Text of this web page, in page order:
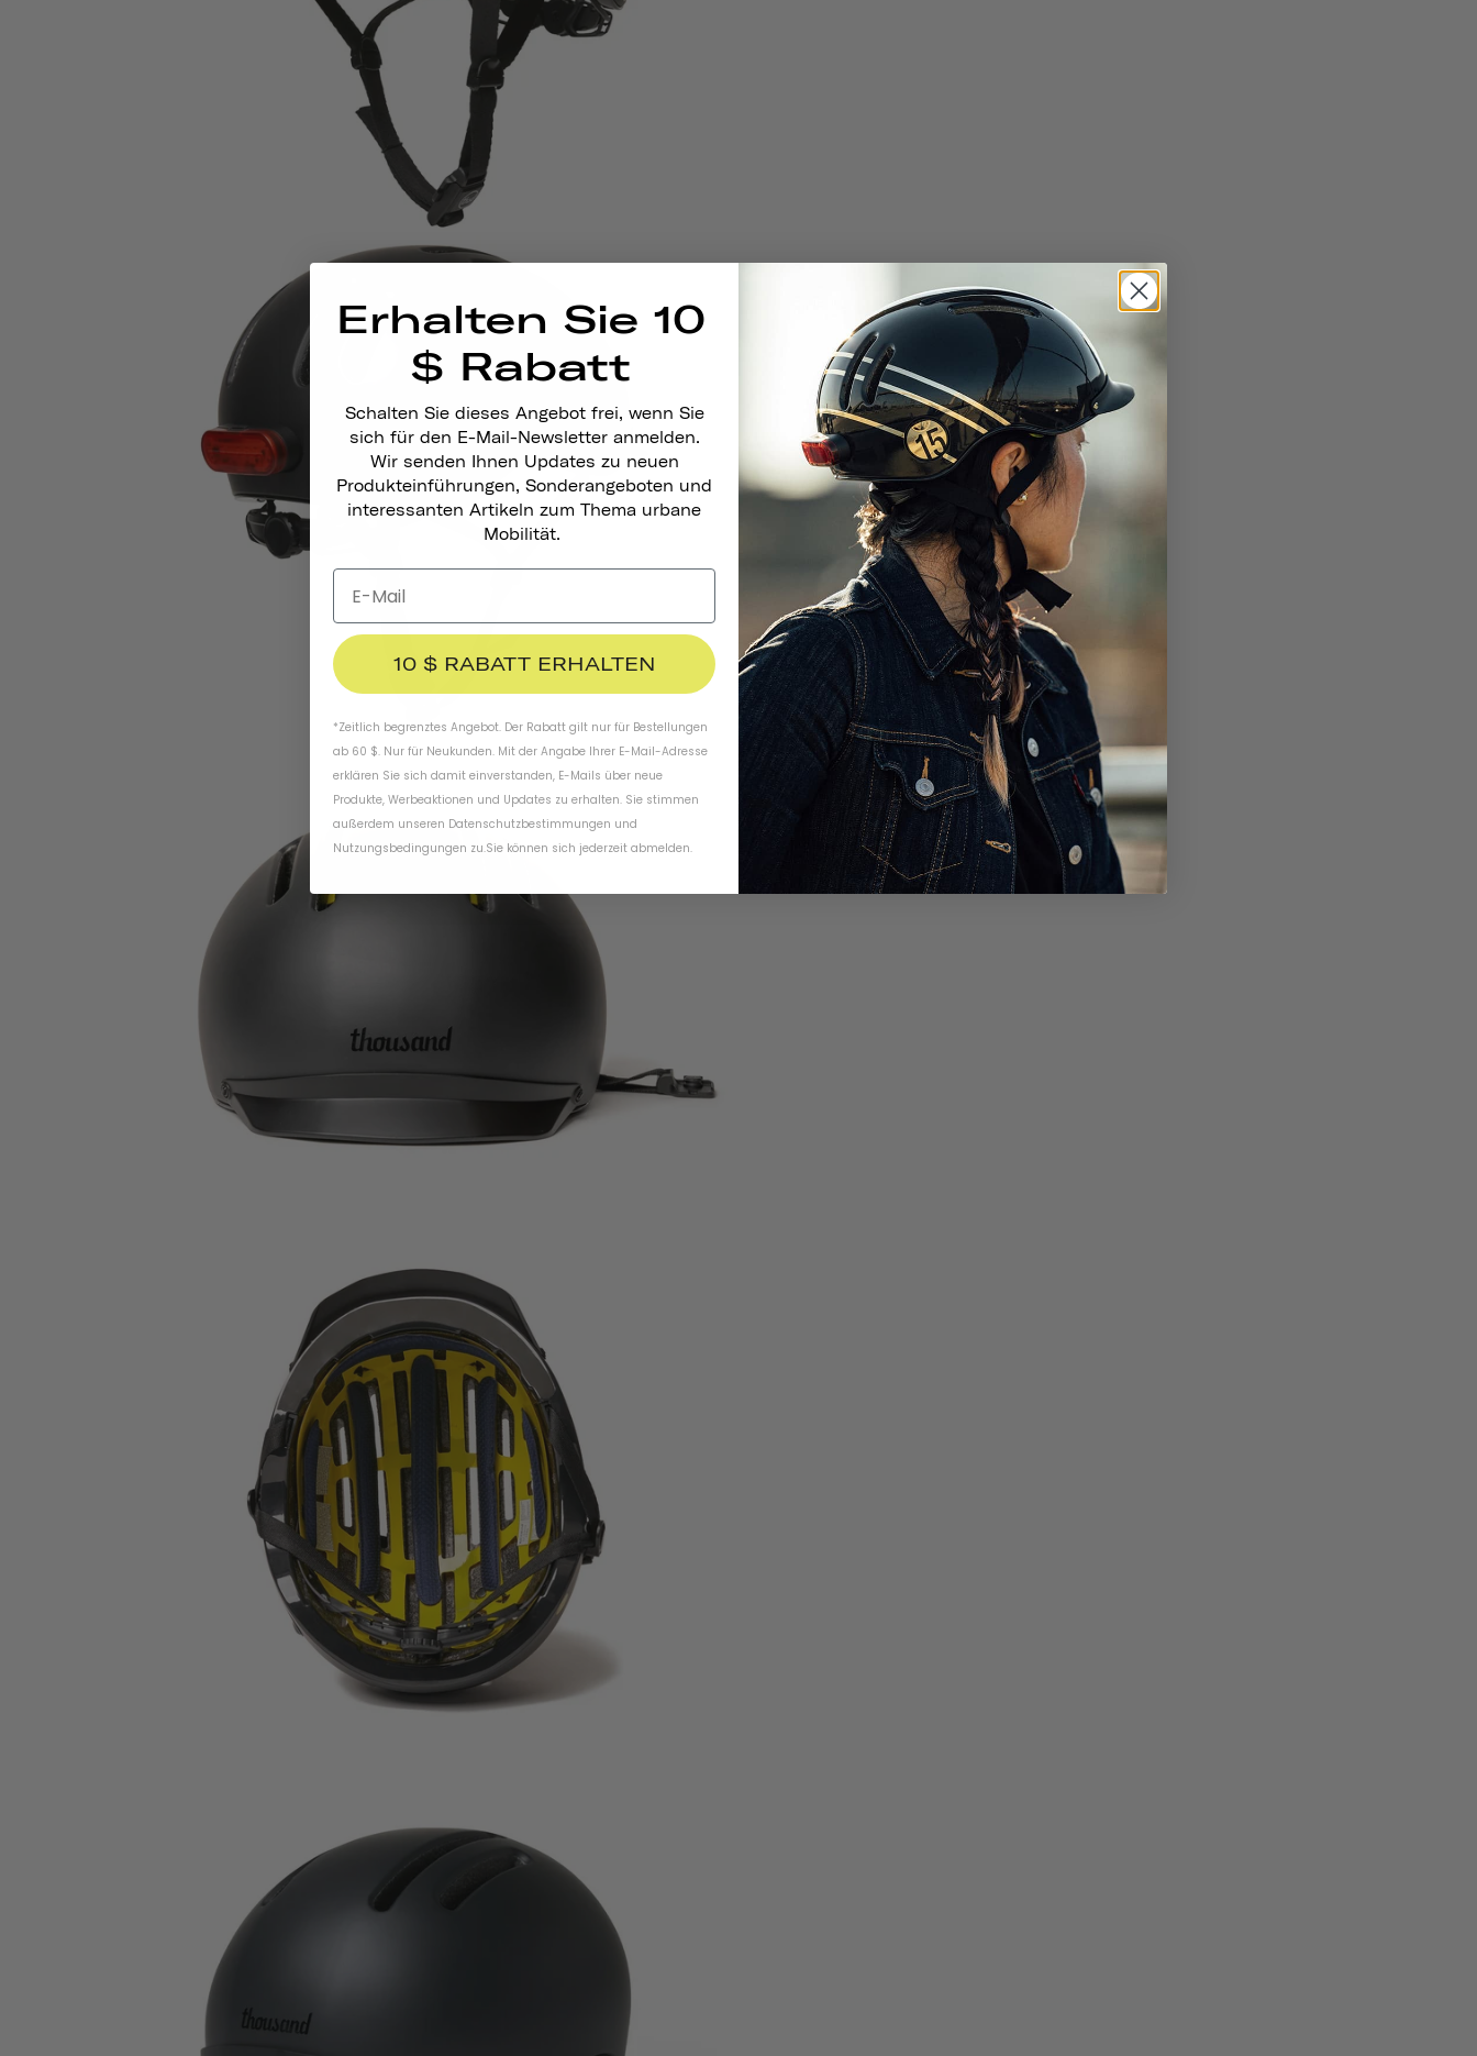
Erhalten Sie 10
$ Rabatt
Schalten Sie dieses Angebot frei, wenn Sie
sich für den E-Mail-Newsletter anmelden.
Wir senden Ihnen Updates zu neuen
Produkteinführungen, Sonderangeboten und
interessanten Artikeln zum Thema urbane
Mobilität.
10 $ RABATT ERHALTEN
*Zeitlich begrenztes Angebot. Der Rabatt gilt nur für Bestellungen
ab 60 $. Nur für Neukunden. Mit der Angabe Ihrer E-Mail-Adresse
erklären Sie sich damit einverstanden, E-Mails über neue
Produkte, Werbeaktionen und Updates zu erhalten. Sie stimmen
außerdem unseren Datenschutzbestimmungen und
Nutzungsbedingungen zu.Sie können sich jederzeit abmelden.